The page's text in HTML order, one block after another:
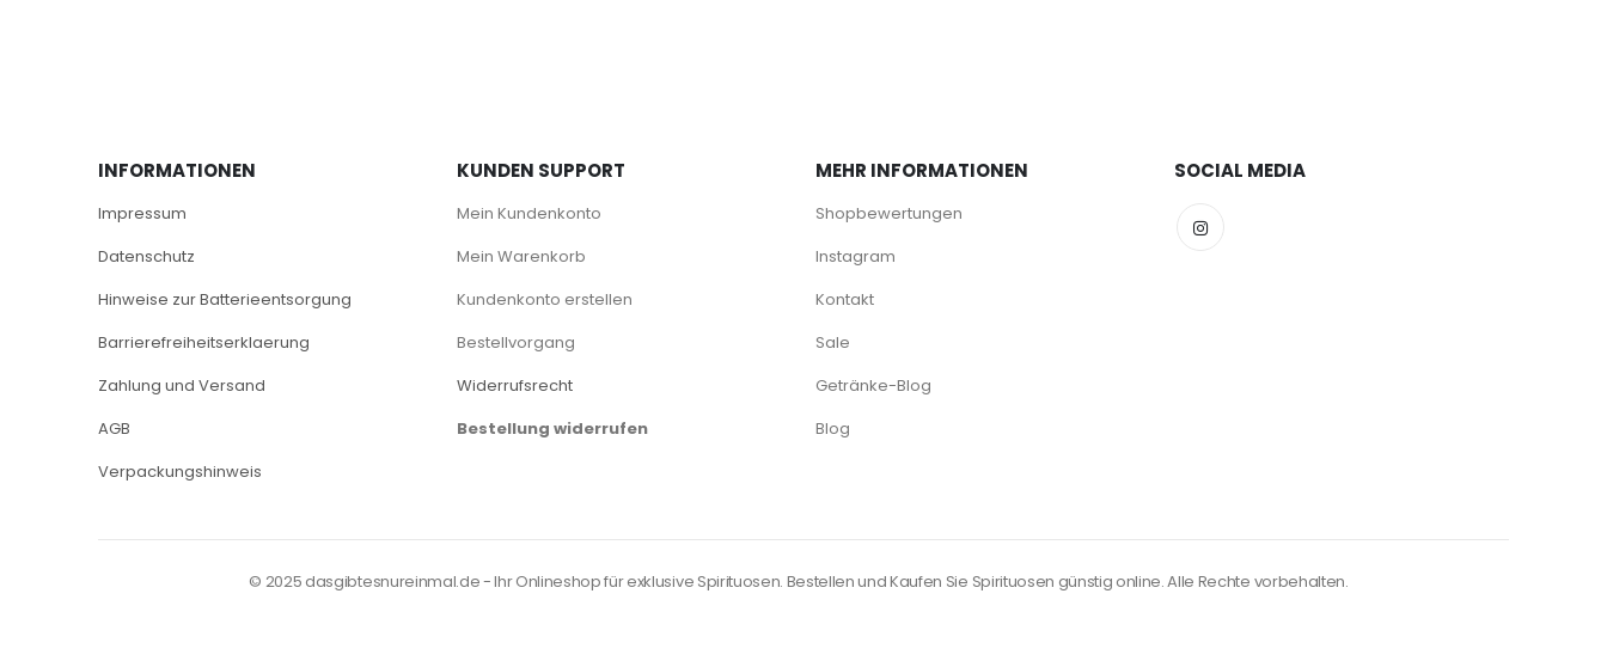
INFORMATIONEN
Impressum
Datenschutz
Hinweise zur Batterieentsorgung
Barrierefreiheitserklaerung
Zahlung und Versand
AGB
Verpackungshinweis
KUNDEN SUPPORT
Mein Kundenkonto
Mein Warenkorb
Kundenkonto erstellen
Bestellvorgang
Widerrufsrecht
Bestellung widerrufen
MEHR INFORMATIONEN
Shopbewertungen
Instagram
Kontakt
Sale
Getränke-Blog
Blog
SOCIAL MEDIA
© 2025 dasgibtesnureinmal.de - Ihr Onlineshop für exklusive Spirituosen. Bestellen und Kaufen Sie Spirituosen günstig online. Alle Rechte vorbehalten.